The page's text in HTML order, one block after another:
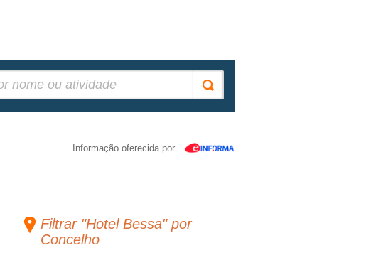
Informação oferecida por
Filtrar "Hotel Bessa" por
Concelho